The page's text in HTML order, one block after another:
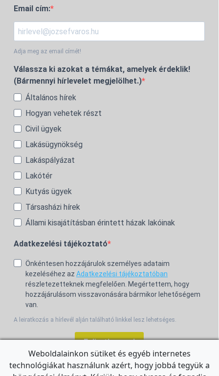
Email cím:
Adja meg az email címét!
Válassza ki azokat a témákat, amelyek érdeklik!
(Bármennyi hírlevelet megjelölhet.)
Általános hírek
Hogyan vehetek részt
Civil ügyek
Lakásügynökség
Lakáspályázat
Lakótér
Kutyás ügyek
Társasházi hírek
Állami kisajátításban érintett házak lakóinak
Adatkezelési tájékoztató
Önkéntesen hozzájárulok személyes adataim
kezeléséhez az Adatkezelési tájékoztatóban
részletezetteknek megfelelően. Megértettem, hogy
hozzájárulásom visszavonására bármikor lehetőségem
van.
A leiratkozás a hírlevél alján található linkkel lesz lehetséges.
Feliratkozom!
Weboldalainkon sütiket és egyéb internetes
technológiákat használunk azért, hogy jobbá tegyük a